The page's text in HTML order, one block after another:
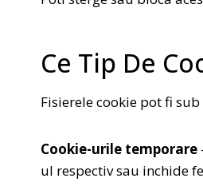
Ce Tip De
Fisierele cookie pot fi
Cookie-urile temporare
ul respectiv sau inchide